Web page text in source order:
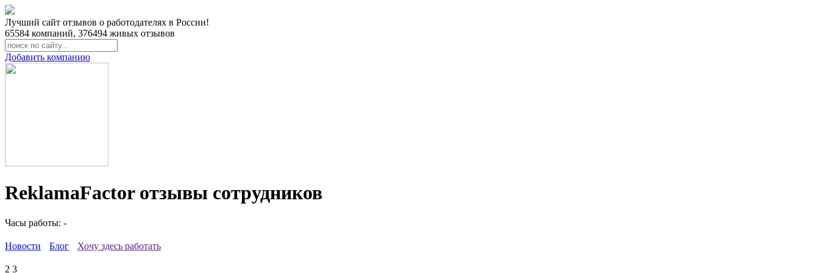
Лучший сайт отзывов о работодателях в России!
65584 компаний, 376494 живых отзывов
Добавить компанию
ReklamaFactor отзывы сотрудников
Часы работы: -
Новости Блог Хочу здесь работать
2 3